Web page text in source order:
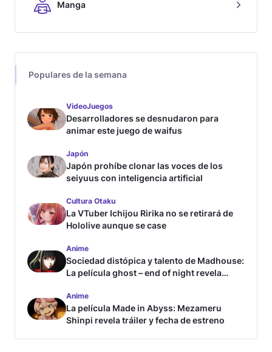
Manga
Populares de la semana
VideoJuegos
Desarrolladores se desnudaron para
animar este juego de waifus
Japón
Japón prohíbe clonar las voces de los
seiyuus con inteligencia artificial
Cultura Otaku
La VTuber Ichijou Ririka no se retirará de
Hololive aunque se case
Anime
Sociedad distópica y talento de Madhouse:
La película ghost – end of night revela
Anime
La película Made in Abyss: Mezameru
Shinpi revela tráiler y fecha de estreno